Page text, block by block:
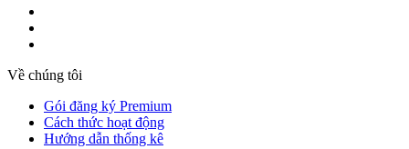
Về chúng tôi
Gói đăng ký Premium
Cách thức hoạt động
Hướng dẫn thống kê